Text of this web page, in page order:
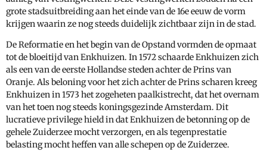
grote stadsuitbreiding aan het einde van de 16e eeuw de vorm
krijgen waarin ze nog steeds duidelijk zichtbaar zijn in de stad.
De Reformatie en het begin van de Opstand vormden de opmaat
tot de bloeitijd van Enkhuizen. In 1572 schaarde Enkhuizen zich
als een van de eerste Hollandse steden achter de Prins van
Oranje. Als beloning voor het zich achter de Prins scharen kreeg
Enkhuizen in 1573 het zogeheten paalkistrecht, dat het overnam
van het toen nog steeds koningsgezinde Amsterdam. Dit
lucratieve privilege hield in dat Enkhuizen de betonning op de
gehele Zuiderzee mocht verzorgen, en als tegenprestatie
belasting mocht heffen van alle schepen op de Zuiderzee.